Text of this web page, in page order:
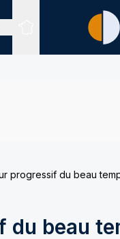
Sites expertisés
progressif du beau
du beau